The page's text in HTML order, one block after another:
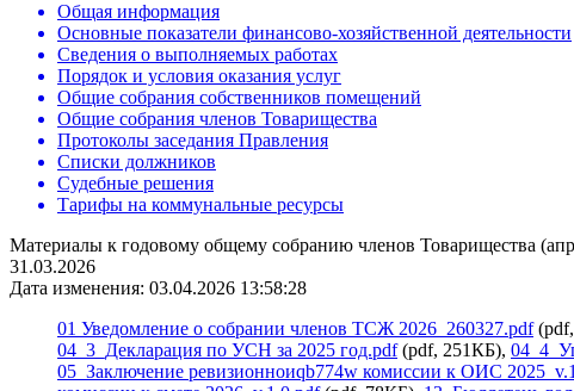
Общая информация
Основные показатели финансово-хозяйственной деятельности
Сведения о выполняемых работах
Порядок и условия оказания услуг
Общие собрания собственников помещений
Общие собрания членов Товарищества
Протоколы заседания Правления
Списки должников
Судебные решения
Тарифы на коммунальные ресурсы
Материалы к годовому общему собранию членов Товарищества
31.03.2026
Дата изменения: 03.04.2026 13:58:28
01 Уведомление о собрании членов ТСЖ 2026_260327.pdf
04_3_Декларация по УСН за 2025 год.pdf(pdf, 251КБ),
05_Заключение ревизионноиqb774w комиссии к ОИС